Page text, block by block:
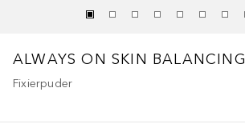
ALWAYS ON SKIN BALANCING
Fixierpuder